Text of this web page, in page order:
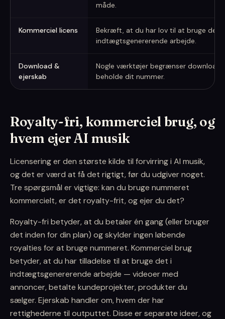
måde.
Kommerciel licens
Bekræft, at du har lov til at bruge det i
indtægtsgenererende arbejde.
Download &
ejerskab
Nogle værktøjer begrænser
beholde dit nummer.
Royalty-fri, kommerciel brug, og
hvem ejer AI musik
Licensering er den største kilde til forvirring i AI musik,
og det er værd at få det rigtigt, før du udgiver noget.
Tre spørgsmål er vigtige: kan du bruge nummeret
kommercielt, er det royalty-frit, og ejer du det?
Royalty-fri betyder, at du betaler én gang (eller bruger
det inden for din plan) og skylder ingen løbende
royalties for at bruge nummeret. Kommerciel brug
betyder, at du har tilladelse til at bruge det i
indtægtsgenererende arbejde — videoer med
annoncer, betalte kundeprojekter, produkter du
sælger. Ejerskab handler om, hvem der har
rettighederne til outputtet. Disse er separate ideer, og